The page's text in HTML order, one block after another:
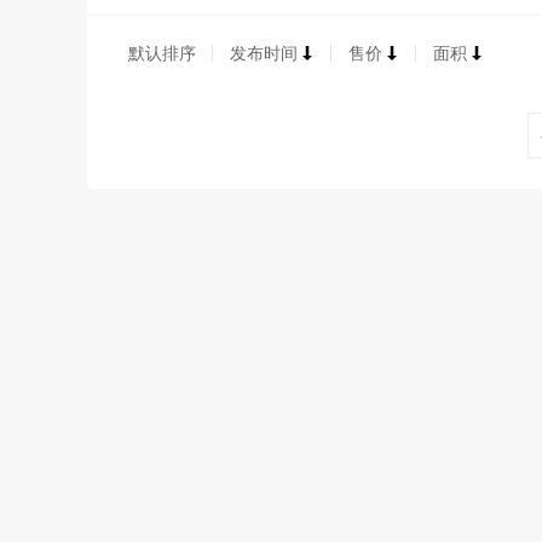
默认排序 发布时间 售价 面积